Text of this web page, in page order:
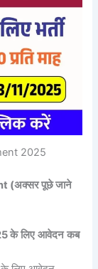
2025
(अक्सर पूछे जाने
के लिए आवेदन कब